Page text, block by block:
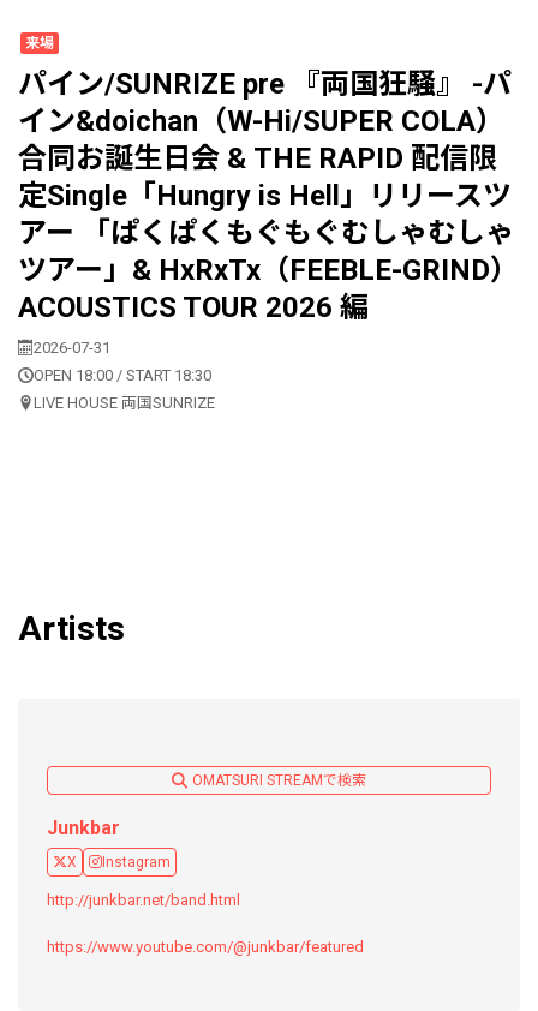
来場
パイン/SUNRIZE pre 『両国狂騒』 -パ
イン&doichan（W-Hi/SUPER COLA）
合同お誕生日会 & THE RAPID 配信限
定Single「Hungry is Hell」リリースツ
アー 「ぱくぱくもぐもぐむしゃむしゃ
ツアー」& HxRxTx（FEEBLE-GRIND）
ACOUSTICS TOUR 2026 編
2026-07-31
OPEN 18:00 / START 18:30
LIVE HOUSE 両国SUNRIZE
Artists
OMATSURI STREAMで検索
Junkbar
X Instagram
http://junkbar.net/band.html
https://www.youtube.com/@junkbar/featured